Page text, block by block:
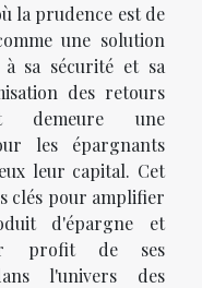
la prudence est de
une solution
sa sécurité et sa
des retours
demeure une
les épargnants
leur capital. Cet
clés pour amplifier
d'épargne et
profit de ses
l'univers des